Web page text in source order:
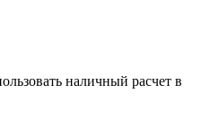
наличный расчет в